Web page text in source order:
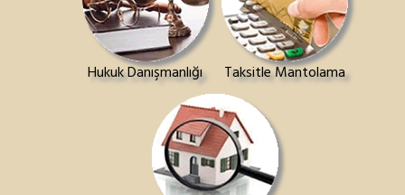
Hukuk Danışmanlığı Taksitle Mantolama